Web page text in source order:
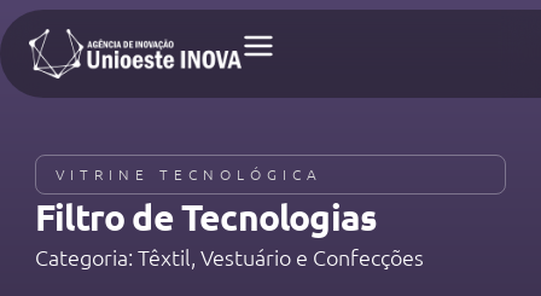
VITRINE TECNOLÓGICA
Filtro de Tecnologias​
Categoria: Têxtil, Vestuário e Confecções